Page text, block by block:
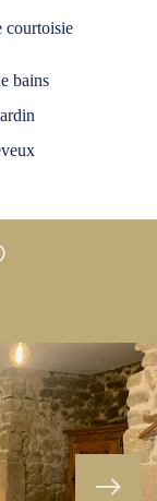
courtoisie
bains